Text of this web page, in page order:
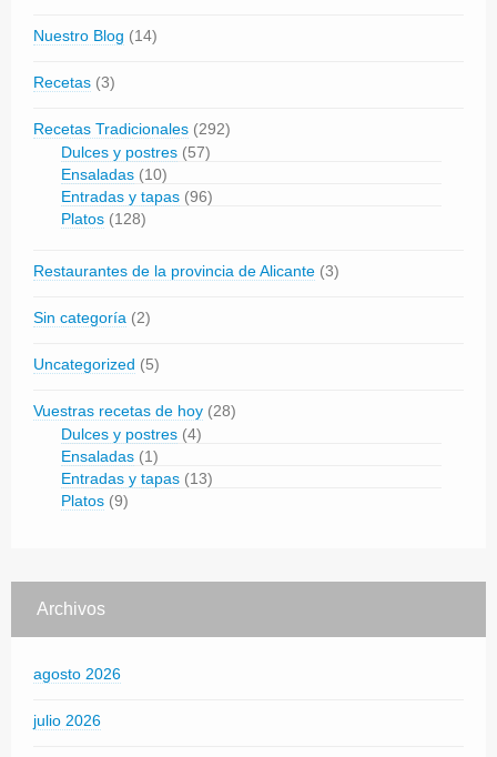
Nuestro Blog (14)
Recetas (3)
Recetas Tradicionales (292)
Dulces y postres (57)
Ensaladas (10)
Entradas y tapas (96)
Platos (128)
Restaurantes de la provincia de Alicante (3)
Sin categoría (2)
Uncategorized (5)
Vuestras recetas de hoy (28)
Dulces y postres (4)
Ensaladas (1)
Entradas y tapas (13)
Platos (9)
Archivos
agosto 2026
julio 2026